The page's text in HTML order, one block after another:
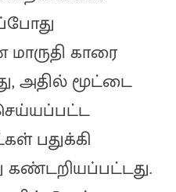
காரை
அதில் மூட்டை
பதுக்கி
கண்டறியப்பட்டது.